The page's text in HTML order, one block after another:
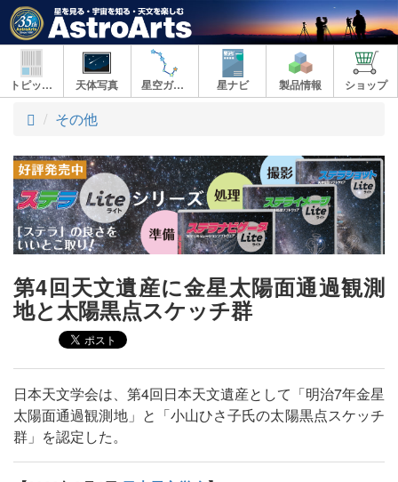
トピックス 天体写真 星空ガイド 星ナビ 製品情報 ショップ
ト
プ
その他
第4回天文遺産に金星太陽面通過観測
地と太陽黒点スケッチ群
日本天文学会は、第4回日本天文遺産として「明治7年金星
太陽面通過観測地」と「小山ひさ子氏の太陽黒点スケッチ
群」を認定した。